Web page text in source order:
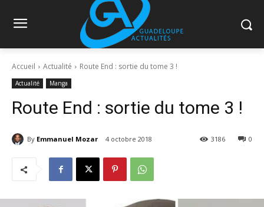
Accueil Actualité Route End : sortie du tome 3 !
Actualité Manga
Route End : sortie du tome 3 !
By Emmanuel Mozar 4 octobre 2018 0
3186